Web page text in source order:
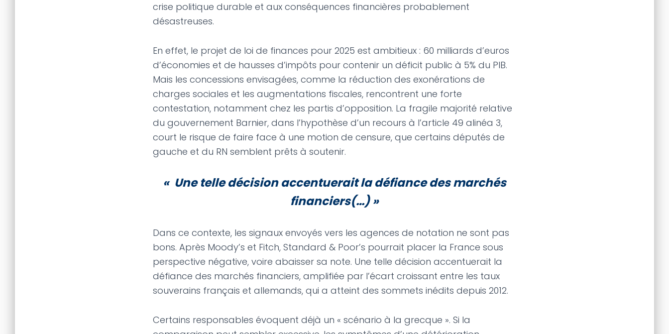
crise politique durable et aux conséquences financières probablement
désastreuses.
En effet, le projet de loi de finances pour 2025 est ambitieux : 60 milliards d’euros
d’économies et de hausses d’impôts pour contenir un déficit public à 5% du PIB.
Mais les concessions envisagées, comme la réduction des exonérations de
charges sociales et les augmentations fiscales, rencontrent une forte
contestation, notamment chez les partis d’opposition. La fragile majorité relative
du gouvernement Barnier, dans l’hypothèse d’un recours à l’article 49 alinéa 3,
court le risque de faire face à une motion de censure, que certains députés de
gauche et du RN semblent prêts à soutenir.
« Une telle décision accentuerait la défiance des marchés
financiers(…)»
Dans ce contexte, les signaux envoyés vers les agences de notation ne sont pas
bons. Après Moody’s et Fitch, Standard & Poor’s pourrait placer la France sous
perspective négative, voire abaisser sa note. Une telle décision accentuerait la
défiance des marchés financiers, amplifiée par l’écart croissant entre les taux
souverains français et allemands, qui a atteint des sommets inédits depuis 2012.
Certains responsables évoquent déjà un « scénario à la grecque ». Si la